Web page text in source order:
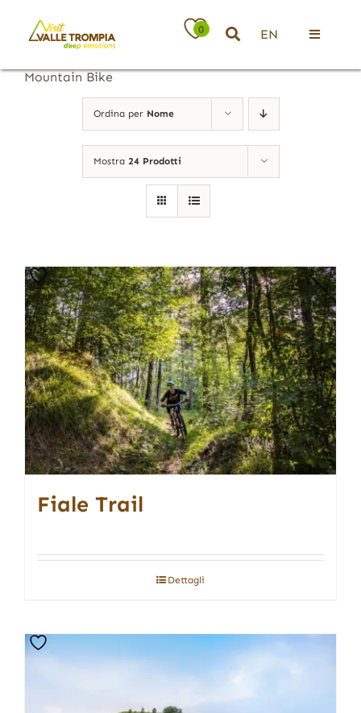
contenuto
0 EN
Toggle
Ospitalità
Eventi
Mountain Bike
Ordina per Nome
Mostra 24 Prodotti
Fiale Trail
Dettagli